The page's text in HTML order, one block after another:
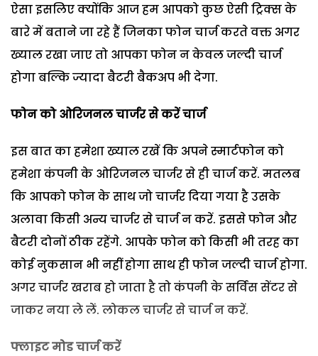
ऐसा इसलिए क्योंकि आज हम आपको कुछ ऐसी ट्रिक्स के
बारे में बताने जा रहे हैं जिनका फोन चार्ज करते वक्त अगर
ख्याल रखा जाए तो आपका फोन न केवल जल्दी चार्ज
होगा बल्कि ज्यादा बैटरी बैकअप भी देगा.
फोन को ओरिजनल चार्जर से करें चार्ज
इस बात का हमेशा ख्याल रखें कि अपने स्मार्टफोन को
हमेशा कंपनी के ओरिजनल चार्जर से ही चार्ज करें. मतलब
कि आपको फोन के साथ जो चार्जर दिया गया है उसके
अलावा किसी अन्य चार्जर से चार्ज न करें. इससे फोन और
बैटरी दोनों ठीक रहेंगे. आपके फोन को किसी भी तरह का
कोई नुकसान भी नहीं होगा साथ ही फोन जल्दी चार्ज होगा.
अगर चार्जर खराब हो जाता है तो कंपनी के सर्विस सेंटर से
जाकर नया ले लें. लोकल चार्जर से चार्ज न करें.
फ्लाइट मोड चार्ज करें